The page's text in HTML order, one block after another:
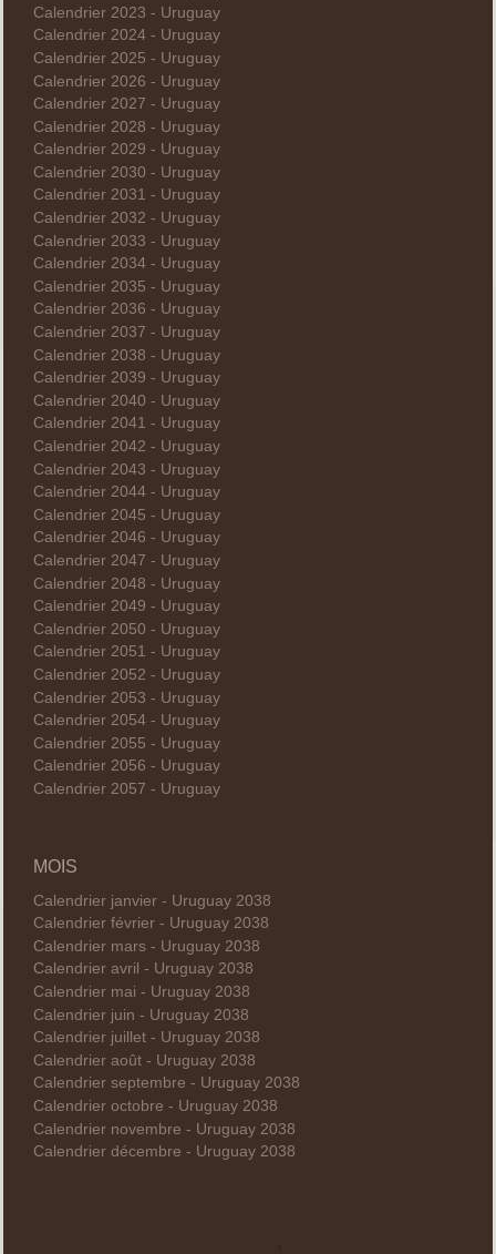
Calendrier 2023 - Uruguay
Calendrier 2024 - Uruguay
Calendrier 2025 - Uruguay
Calendrier 2026 - Uruguay
Calendrier 2027 - Uruguay
Calendrier 2028 - Uruguay
Calendrier 2029 - Uruguay
Calendrier 2030 - Uruguay
Calendrier 2031 - Uruguay
Calendrier 2032 - Uruguay
Calendrier 2033 - Uruguay
Calendrier 2034 - Uruguay
Calendrier 2035 - Uruguay
Calendrier 2036 - Uruguay
Calendrier 2037 - Uruguay
Calendrier 2038 - Uruguay
Calendrier 2039 - Uruguay
Calendrier 2040 - Uruguay
Calendrier 2041 - Uruguay
Calendrier 2042 - Uruguay
Calendrier 2043 - Uruguay
Calendrier 2044 - Uruguay
Calendrier 2045 - Uruguay
Calendrier 2046 - Uruguay
Calendrier 2047 - Uruguay
Calendrier 2048 - Uruguay
Calendrier 2049 - Uruguay
Calendrier 2050 - Uruguay
Calendrier 2051 - Uruguay
Calendrier 2052 - Uruguay
Calendrier 2053 - Uruguay
Calendrier 2054 - Uruguay
Calendrier 2055 - Uruguay
Calendrier 2056 - Uruguay
Calendrier 2057 - Uruguay
MOIS
Calendrier janvier - Uruguay 2038
Calendrier février - Uruguay 2038
Calendrier mars - Uruguay 2038
Calendrier avril - Uruguay 2038
Calendrier mai - Uruguay 2038
Calendrier juin - Uruguay 2038
Calendrier juillet - Uruguay 2038
Calendrier août - Uruguay 2038
Calendrier septembre - Uruguay 2038
Calendrier octobre - Uruguay 2038
Calendrier novembre - Uruguay 2038
Calendrier décembre - Uruguay 2038